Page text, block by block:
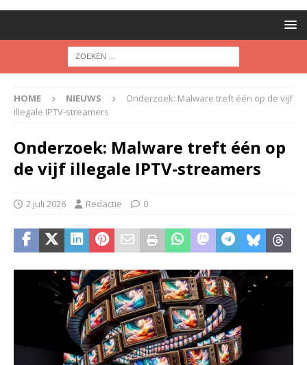
HOME NIEUWS
Onderzoek: Malware treft één op de vijf
illegale IPTV-streamers
Onderzoek: Malware treft één op
de vijf illegale IPTV-streamers
2 juli 2026 Redactie 0